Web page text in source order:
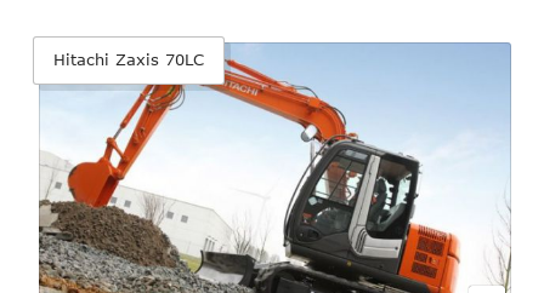
Hitachi Zaxis 70LC